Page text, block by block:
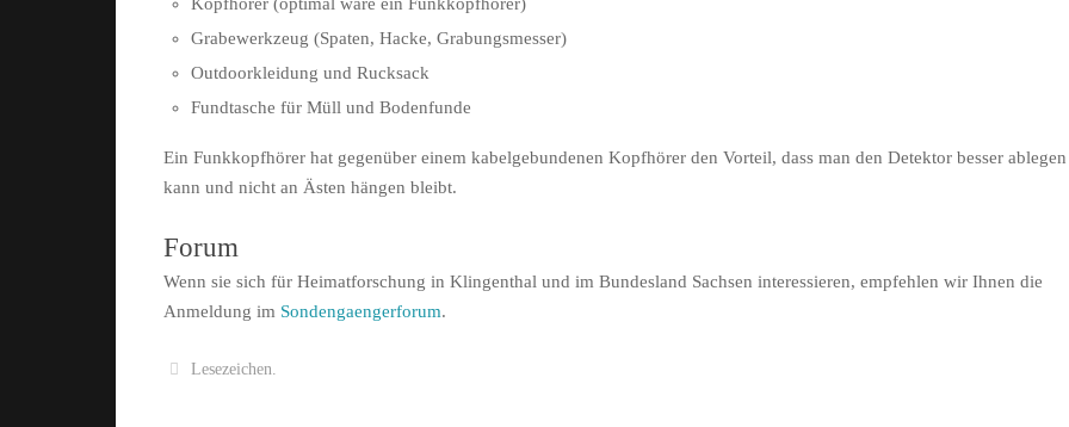
Grabewerkzeug (Spaten, Hacke, Grabungsmesser)
Outdoorkleidung und Rucksack
Fundtasche für Müll und Bodenfunde
Ein Funkkopfhörer hat gegenüber einem kabelgebundenen Kopfhörer den Vorteil, dass man den Detektor besser ablegen
kann und nicht an Ästen hängen bleibt.
Forum
Wenn sie sich für Heimatforschung in Klingenthal und im Bundesland Sachsen interessieren, empfehlen wir Ihnen die
Anmeldung im Sondengaengerforum.
Lesezeichen